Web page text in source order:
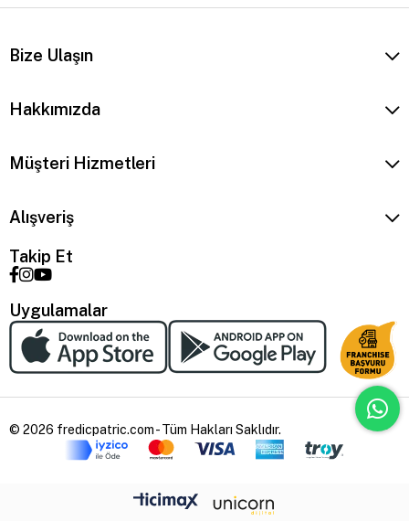
Bize Ulaşın
Hakkımızda
Müşteri Hizmetleri
Alışveriş
Takip Et
Uygulamalar
© 2026 fredicpatric.com - Tüm Hakları Saklıdır.